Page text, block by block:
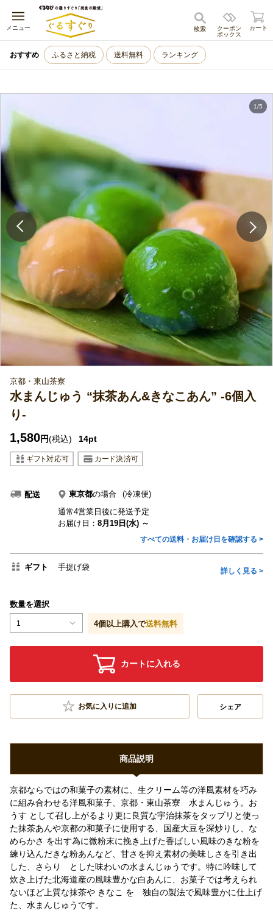
メニュー
キャンセル
クーポン
ボックス
検索 カート
おすすめ ふるさと納税 送料無料 ランキング
1/5
京都・東山茶寮
水まんじゅう “抹茶あん&きなこあん” -6個入
り-
1,580円(税込) 14pt
配送 東京都の場合
(冷凍便)
通常4営業日後に発送予定
お届け日： 8月19日(水) ～
すべての送料・お届け日を確認する >
ギフト 手提げ袋 詳しく見る >
数量を選択
1 4個以上購入で送料無料
カートに入れる
お気に入りに追加 シェア
商品説明
京都ならではの和菓子の素材に、生クリーム等の洋風素材を巧み
に組み合わせる洋風和菓子、京都・東山茶寮 水まんじゅう。お
うす として召し上がるより更に良質な宇治抹茶をタップリと使っ
た抹茶あんや京都の和菓子に使用する、国産大豆を深炒りし、な
めらかさ を出す為に微粉末に挽き上げた香ばしい風味のきな粉を
練り込んだきな粉あんなど、甘さを抑え素材の美味しさを引き出
した、さらり とした味わいの水まんじゅうです。特に吟味して
炊き上げた北海道産の風味豊かな白あんに、お菓子では考えられ
ないほど上質な抹茶や きなこ を 独自の製法で風味豊かに仕上げ
た、水まんじゅうです。